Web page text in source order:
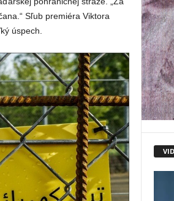
Sľub premiéra Viktora
úspech.